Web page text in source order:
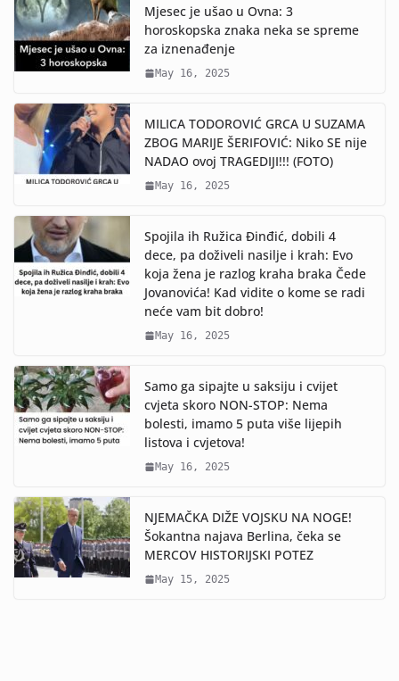
Mjesec je ušao u Ovna: 3
horoskopska znaka neka se spreme
za iznenađenje
May 16, 2025
MILICA TODOROVIĆ GRCA U SUZAMA
ZBOG MARIJE ŠERIFOVIĆ: Niko SE nije
NADAO ovoj TRAGEDIJI!!! (FOTO)
May 16, 2025
Spojila ih Ružica Đinđić, dobili 4
dece, pa doživeli nasilje i krah: Evo
koja žena je razlog kraha braka Čede
Jovanovića! Kad vidite o kome se radi
neće vam bit dobro!
May 16, 2025
Samo ga sipajte u saksiju i cvijet
cvjeta skoro NON-STOP: Nema
bolesti, imamo 5 puta više lijepih
listova i cvjetova!
May 16, 2025
NJEMAČKA DIŽE VOJSKU NA NOGE!
Šokantna najava Berlina, čeka se
MERCOV HISTORIJSKI POTEZ
May 15, 2025